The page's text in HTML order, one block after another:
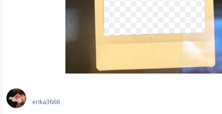
erika3666